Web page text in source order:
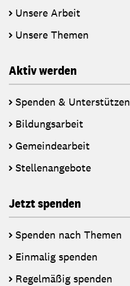
Unsere Arbeit
Unsere Themen
Aktiv werden
Spenden & Unterstützen
Bildungsarbeit
Gemeindearbeit
Stellenangebote
Jetzt spenden
Spenden nach Themen
Einmalig spenden
Regelmäßig spenden